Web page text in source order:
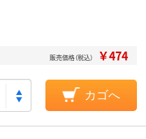
販売価格（税込） ￥474
カゴへ